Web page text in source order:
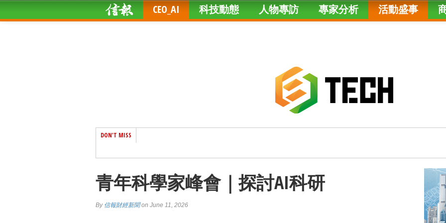
CEO_AI 科技動態 人物專訪 專家分析 活動盛事
DON'T MISS
青年科學家峰會｜探討AI科研
By 信報財經新聞on June 11, 2026